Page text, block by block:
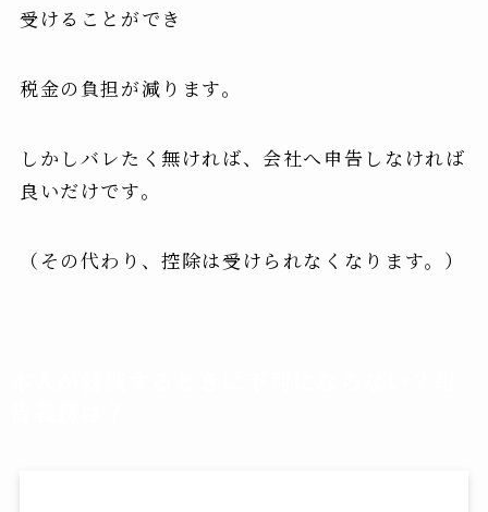
受けることができ
税金の負担が減ります。
しかしバレたく無ければ、会社へ申告しなければ
良いだけです。
（その代わり、控除は受けられなくなります。）